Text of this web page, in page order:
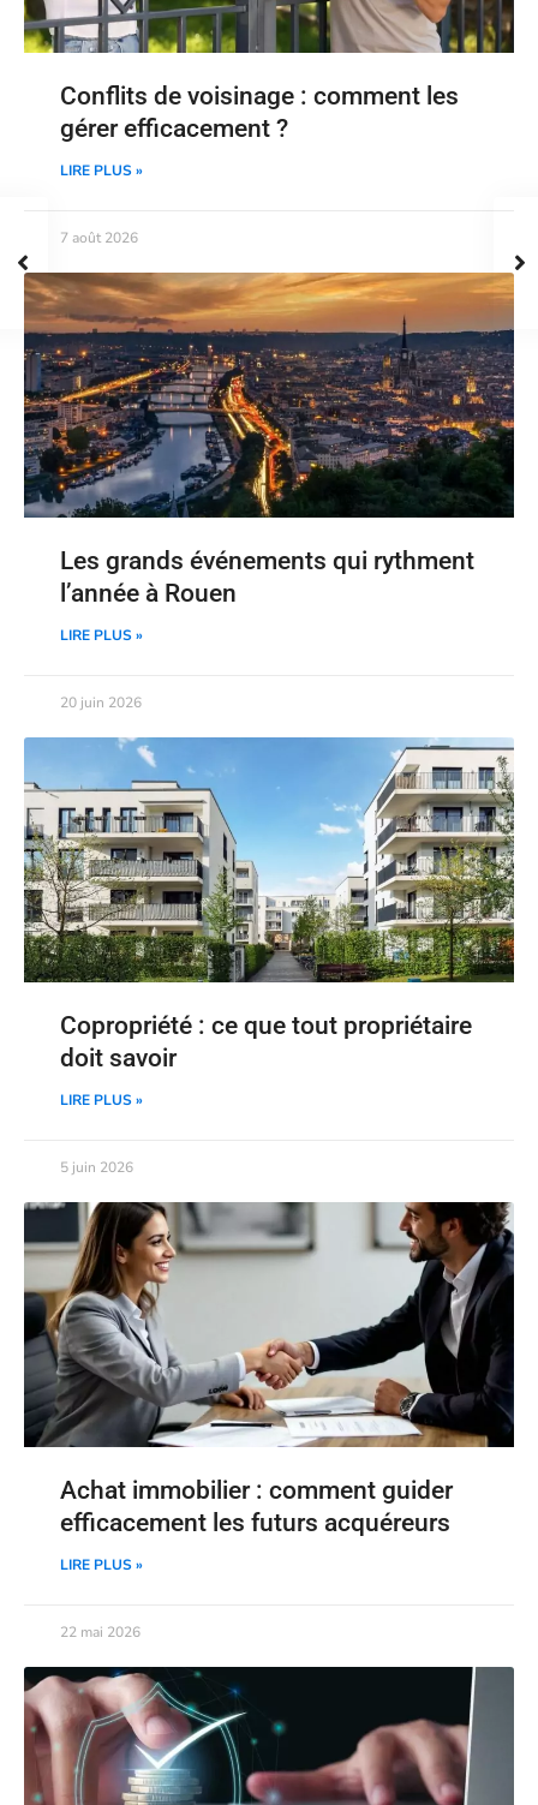
Conflits de voisinage : comment les
gérer efficacement ?
LIRE PLUS »
7 août 2026
Les grands événements qui rythment
l’année à Rouen
LIRE PLUS »
20 juin 2026
Copropriété : ce que tout propriétaire
doit savoir
LIRE PLUS »
5 juin 2026
Achat immobilier : comment guider
efficacement les futurs acquéreurs
LIRE PLUS »
22 mai 2026